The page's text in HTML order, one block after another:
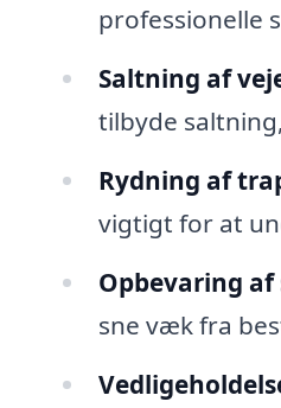
professionelle
Saltning af
tilbyde
Rydning af
vigtigt for at
Opbevaring af
sne væk fra